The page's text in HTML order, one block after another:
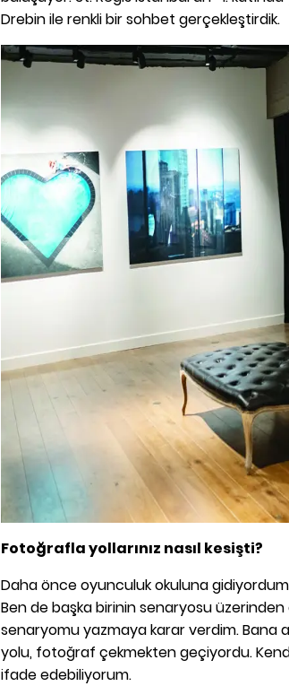
Drebin ile renkli bir sohbet gerçekleştirdik.
Fotoğrafla yollarınız nasıl kesişti?
Daha önce oyunculuk okuluna
Ben de başka birinin senaryosu
senaryomu yazmaya karar verdim. Bana
yolu, fotoğraf çekmekten geçiyordu.
ifade edebiliyorum.